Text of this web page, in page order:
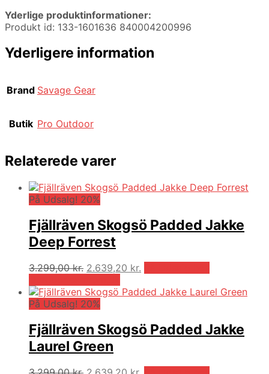
Yderlige produktinformationer:
Produkt id: 133-1601636 840004200996
Yderligere information
Brand Savage Gear
Butik Pro Outdoor
Relaterede varer
På Udsalg! 20%
Fjällräven Skogsö Padded Jakke
Deep Forrest
3.299,00kr. Den
pris
var:
2.639,20 kr.
pris
På Udsalg! 20%
Fjällräven Skogsö Padded Jakke
Laurel Green